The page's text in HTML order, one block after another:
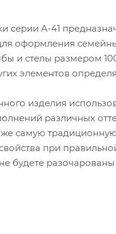
серии A-41
оформления
и стелы размером
элементов
изделия
различных
самую
при
будете